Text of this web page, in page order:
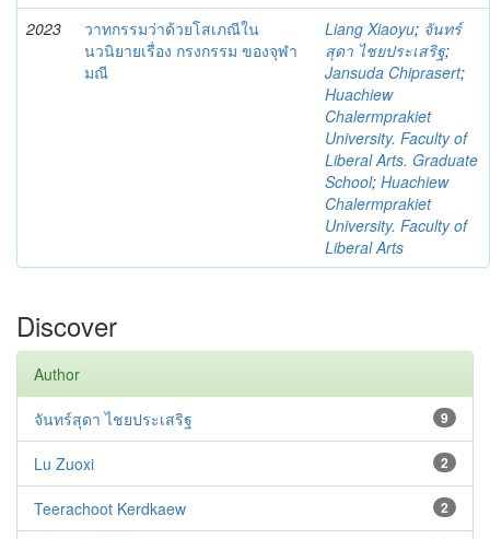
2023
วาทกรรมว่าด้วยโสเภณีใน
นวนิยายเรื่อง กรงกรรม ของจุฬา
มณี
Liang Xiaoyu; จันทร์
สุดา ไชยประเสริฐ;
Jansuda Chiprasert;
Huachiew
Chalermprakiet
University. Faculty of
Liberal Arts. Graduate
School; Huachiew
Chalermprakiet
University. Faculty of
Liberal Arts
Discover
Author
9
จันทร์สุดา ไชยประเสริฐ
2
Lu Zuoxi
2
Teerachoot Kerdkaew